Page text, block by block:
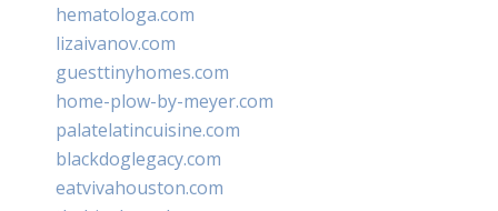
hematologa.com
lizaivanov.com
guesttinyhomes.com
home-plow-by-meyer.com
palatelatincuisine.com
blackdoglegacy.com
eatvivahouston.com